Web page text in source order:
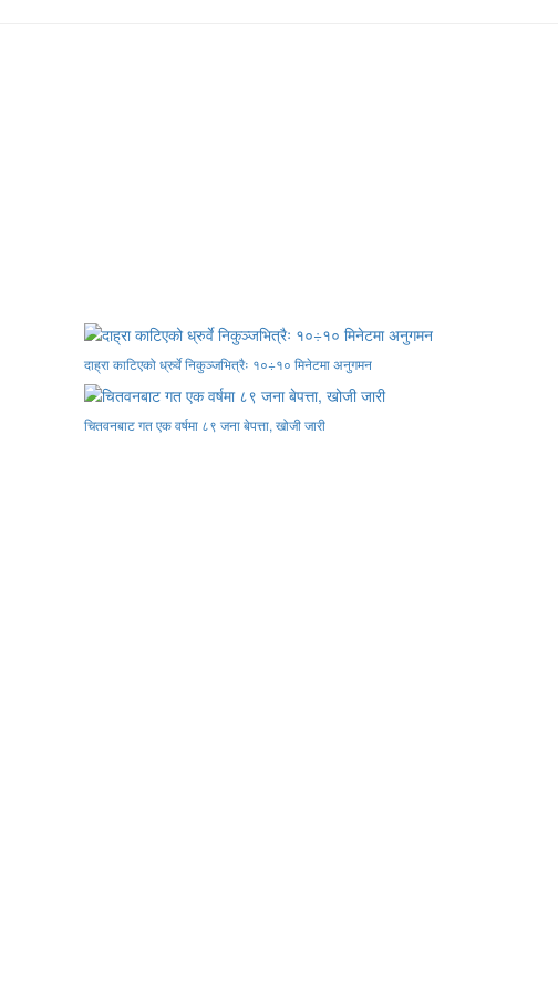
दाह्रा काटिएको ध्रुर्वे निकुञ्जभित्रैः १०÷१० मिनेटमा अनुगमन
चितवनबाट गत एक वर्षमा ८९ जना बेपत्ता, खोजी जारी